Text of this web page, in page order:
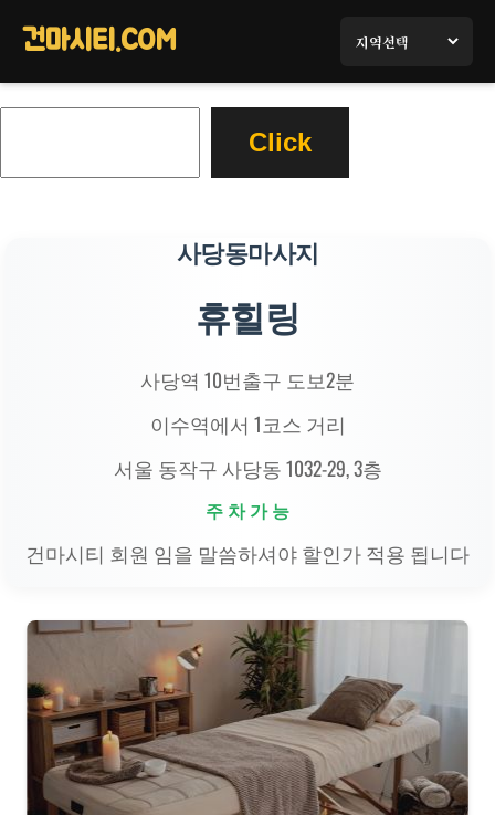
가
건마시티.COM
Click
사당동마사지
휴힐링
사당역 10번출구 도보2분
이수역에서 1코스 거리
서울 동작구 사당동 1032-29, 3층
주 차 가 능
건마시티 회원 임을 말씀하셔야 할인가 적용 됩니다